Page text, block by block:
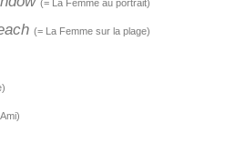
(= La Femme au portrait)
(= La Femme sur la plage)